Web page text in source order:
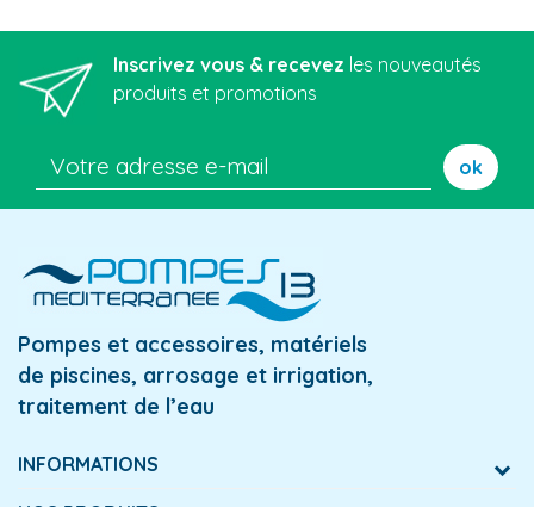
Inscrivez vous & recevez les nouveautés
produits et promotions
ok
Pompes et accessoires, matériels
de piscines, arrosage et irrigation,
traitement de l’eau
INFORMATIONS